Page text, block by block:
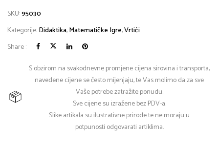
SKU:95030
Kategorije:Didaktika,Matematičke Igre,Vrtići
Share :
S obzirom na svakodnevne promjene cijena sirovina i transporta,
navedene cijene se često mijenjaju, te Vas molimo da za sve
Vaše potrebe zatražite ponudu.
Sve cijene su izražene bez PDV-a.
Slike artikala su ilustrativne prirode te ne moraju u
potpunosti odgovarati artiklima.